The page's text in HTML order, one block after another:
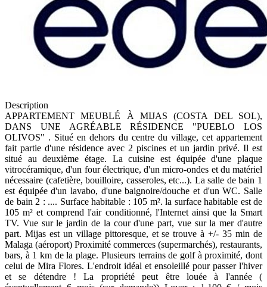
Description
APPARTEMENT MEUBLÉ À MIJAS (COSTA DEL SOL),
DANS UNE AGRÉABLE RÉSIDENCE "PUEBLO LOS
OLIVOS" . Situé en dehors du centre du village, cet appartement
fait partie d'une résidence avec 2 piscines et un jardin privé. Il est
situé au deuxième étage. La cuisine est équipée d'une plaque
vitrocéramique, d'un four électrique, d'un micro-ondes et du matériel
nécessaire (cafetière, bouilloire, casseroles, etc...). La salle de bain 1
est équipée d'un lavabo, d'une baignoire/douche et d'un WC. Salle
de bain 2 : .... Surface habitable : 105 m². la surface habitable est de
105 m² et comprend l'air conditionné, l'Internet ainsi que la Smart
TV. Vue sur le jardin de la cour d'une part, vue sur la mer d'autre
part. Mijas est un village pittoresque, et se trouve à +/- 35 min de
Malaga (aéroport) Proximité commerces (supermarchés), restaurants,
bars, à 1 km de la plage. Plusieurs terrains de golf à proximité, dont
celui de Mira Flores. L'endroit idéal et ensoleillé pour passer l'hiver
et se détendre ! La propriété peut être louée à l'année (